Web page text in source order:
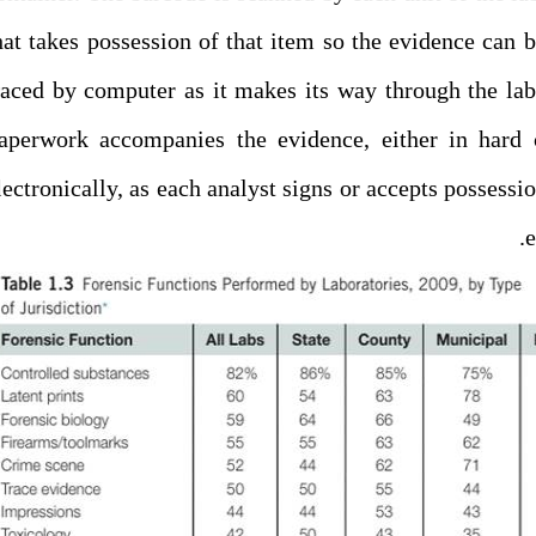
takes possession of that item so the evidence can
by computer as it makes its way through the
accompanies the evidence, either in hard
as each analyst signs or accepts